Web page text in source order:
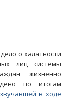
о халатности
лиц системы
жизненно
по итогам
в ходе